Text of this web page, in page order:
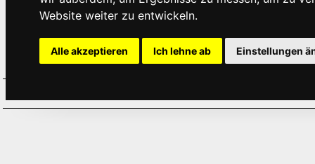
Website weiter zu entwickeln.
Alle akzeptieren Ich lehne ab Einstellungen